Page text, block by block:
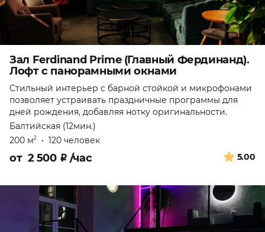
Зал Ferdinand Prime (Главный Фердинанд).
Лофт с панорамными окнами
Стильный интерьер с барной стойкой и микрофонами
позволяет устраивать праздничные программы для
дней рождения, добавляя нотку оригинальности.
Балтийская (12мин.)
200 м2 • 120 человек
5.00
от 2 500 ₽ /час